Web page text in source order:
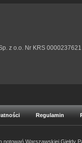
z o.o. Nr KRS 0000237621
Regulamin
notowań Warszawskiej Giełdy